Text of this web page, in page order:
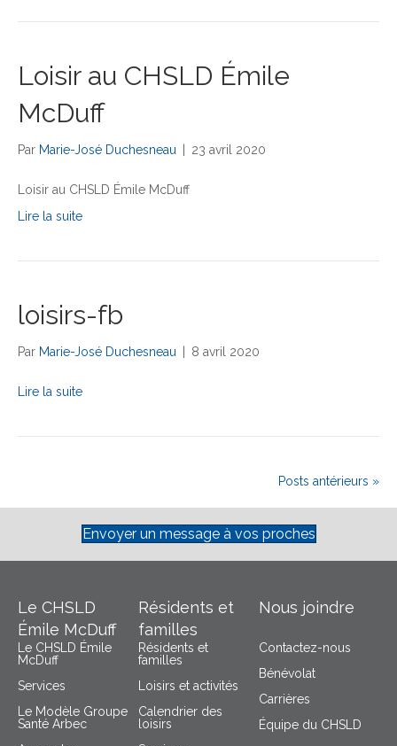
Loisir au CHSLD Émile
McDuff
Par Marie-José Duchesneau 23 avril 2020
Loisir au CHSLD Émile McDuff
Lire la suite
loisirs-fb
Par Marie-José Duchesneau 8 avril 2020
Lire la suite
Posts antérieurs »
Envoyer un message à vos proches
Le CHSLD
Émile McDuff
Résidents et
familles
Nous joindre
Le CHSLD Émile
McDuff
Services
Le Modèle Groupe
Santé Arbec
Résidents et
familles
Loisirs et activités
Calendrier des
loisirs
Contactez-nous
Bénévolat
Carrières
Équipe du CHSLD